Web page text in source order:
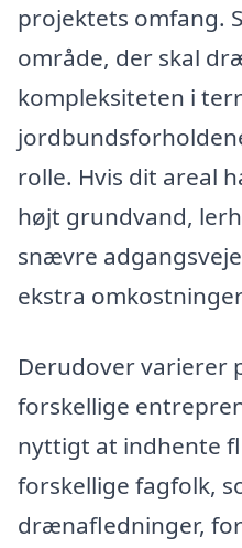
projektets omfang.
område, der skal
kompleksiteten i
rolle. Hvis dit areal
højt grundvand,
snævre
ekstra
Derudover varierer
forskellige
nyttigt at indhente
forskellige fagfolk,
drænafledninger,